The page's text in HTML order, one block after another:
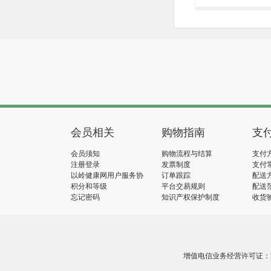
会员相关
会员须知
注册登录
以岭健康网用户服务协
议
积分和等级
忘记密码
购物指南
购物流程与结算
发票制度
订单跟踪
平台交易规则
知识产权保护制度
支
支付
支付
配送
配送
收货
增值电信业务经营许可证：